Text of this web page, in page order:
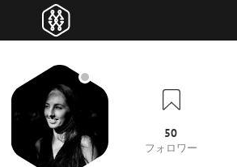
50
フォロワー